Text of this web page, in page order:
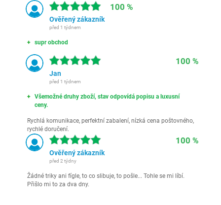
100 %
Ověřený zákazník
před 1 týdnem
supr obchod
100 %
Jan
před 1 týdnem
Všemožné druhy zboží, stav odpovídá popisu a luxusní
ceny.
Rychlá komunikace, perfektní zabalení, nízká cena poštovného,
rychlé doručení.
100 %
Ověřený zákazník
před 2 týdny
Žádné triky ani fígle, to co slibuje, to pošle... Tohle se mi líbí.
Přišlo mi to za dva dny.